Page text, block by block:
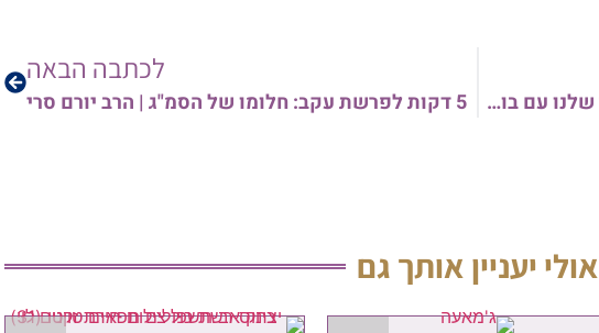
פרשת עקב תשפ"ד: איך נחזק את הקשר שלנו עם בורא עולם? | הרב אריה צברי
לכתבה הבאה
5 דקות לפרשת עקב: חלומו של הסמ"ג | הרב יורם סרי
אולי יעניין אותך גם